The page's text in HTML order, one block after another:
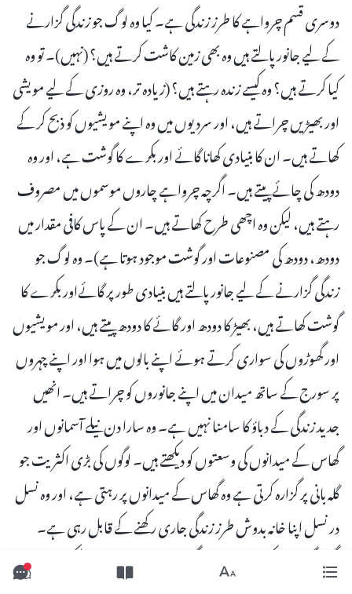
دوسری قسم چرواہے کا طرز زندگی ہے۔ کیا وہ لوگ جو زندگی گزارنے
کے لیے جانور پالتے ہیں وہ بھی زمین کاشت کرتے ہیں؟ (نہیں)۔ تو وہ
کیا کرتے ہیں؟ وہ کیسے زندہ رہتے ہیں؟ (زیادہ تر، وہ روزی کے لیے مویشی
اور بھیڑیں چراتے ہیں، اور سردیوں میں وہ اپنے مویشیوں کو ذبح کر کے
کھاتے ہیں۔ ان کا بنیادی کھانا گائے اور بکرے کا گوشت ہے، اور وہ
دودھ کی چائے پیتے ہیں۔ اگرچہ چرواہے چاروں موسموں میں مصروف
رہتے ہیں، لیکن وہ اچھی طرح کھاتے ہیں۔ ان کے پاس کافی مقدار میں
دودھ، دودھ کی مصنوعات اور گوشت موجود ہوتا ہے)۔ وہ لوگ جو
زندگی گزارنے کے لیے جانور پالتے ہیں بنیادی طور پر گائےاور بکرے کا
گوشت کھاتے ہیں، بھیڑ کا دودھ اور گائے کا دودھ پیتے ہیں، اور مویشیوں
اور گھوڑوں کی سواری کرتے ہوئے اپنے بالوں میں ہوا اور اپنے چہروں
پر سورج کے ساتھ میدان میں اپنے جانوروں کو چراتے ہیں۔ انھیں
جدید زندگی کے دباؤ کا سامنا نہیں ہے۔ وہ سارا دن نیلے آسمانوں اور
گھاس کے میدانوں کی وسعتوں کو دیکھتے ہیں۔ لوگوں کی بڑی اکثریت جو
گلہ بانی پر گزارہ کرتی ہے وہ گھاس کے میدانوں پر رہتی ہے، اور وہ نسل
در نسل اپنا خانہ بدوش طرز زندگی جاری رکھنے کے قابل رہی ہے۔
اگرچہ گھاس کے میدانوں پر زندگی تھوڑی تنہا ہوتی ہے، لیکن یہ بہت